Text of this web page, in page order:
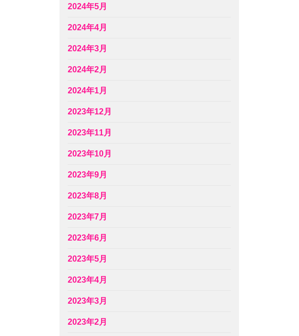
2024年5月
2024年4月
2024年3月
2024年2月
2024年1月
2023年12月
2023年11月
2023年10月
2023年9月
2023年8月
2023年7月
2023年6月
2023年5月
2023年4月
2023年3月
2023年2月